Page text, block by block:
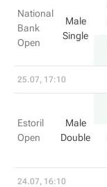
National
Bank
Open
Male
Single
25.07, 17:10
Estoril
Open
Male
Double
24.07, 16:10